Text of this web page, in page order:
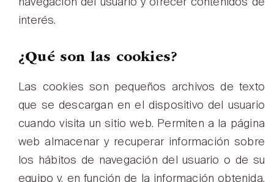
interés.
¿Qué son las cookies?
Las cookies son pequeños archivos de texto
que se descargan en el dispositivo del usuario
cuando visita un sitio web. Permiten a la página
web almacenar y recuperar información sobre
los hábitos de navegación del usuario o de su
equipo y, en función de la información obtenida,